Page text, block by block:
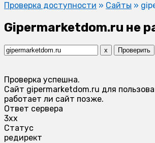
Проверка доступности » Сайты »
Gipermarketdom.ru не
x Проверить
Проверка успешна.
Сайт gipermarketdom.ru для
работает ли сайт позже.
Ответ сервера
3xx
Статус
редирект